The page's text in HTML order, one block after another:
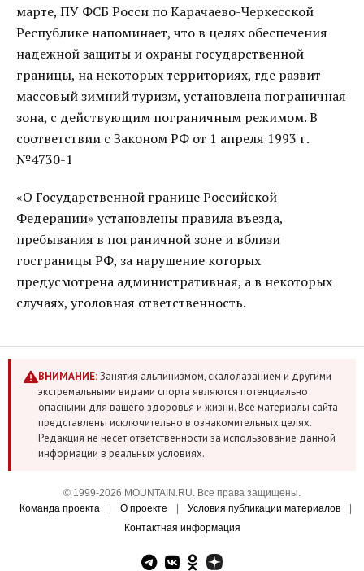
марте, ПУ ФСБ Росси по Карачаево-Черкесской
Республике напоминает, что в целях обеспечения
надежной защиты и охраны государственной
границы, на некоторых территориях, где развит
массовый зимний туризм, установлена пограничная
зона, с действующим пограничным режимом. В
соответствии с Законом РФ от 1 апреля 1993 г.
№4730-1
«О Государственной границе Российской
Федерации» установлены правила въезда,
пребывания в пограничной зоне и вблизи
госграницы РФ, за нарушение которых
предусмотрена административная, а в некоторых
случаях, уголовная ответственность.
ВНИМАНИЕ:Занятия альпинизмом, скалолазанием и другими
экстремальными видами спорта являются потенциально
опасными для вашего здоровья и жизни. Все материалы сайта
представлены исключительно в ознакомительных целях.
Редакция не несет ответственности за использование данной
информации в реальных условиях.
© 1999-2026 MOUNTAIN.RU. Все права защищены.
Команда проекта
О проекте Условия публикации материалов
Контактная информация